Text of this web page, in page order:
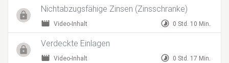
Nichtabzugsfähige Zinsen (Zinsschranke)
movie Video-Inhalt timelapse 0 Std. 10 Min.
Verdeckte Einlagen
movie Video-Inhalt timelapse 0 Std. 17 Min.